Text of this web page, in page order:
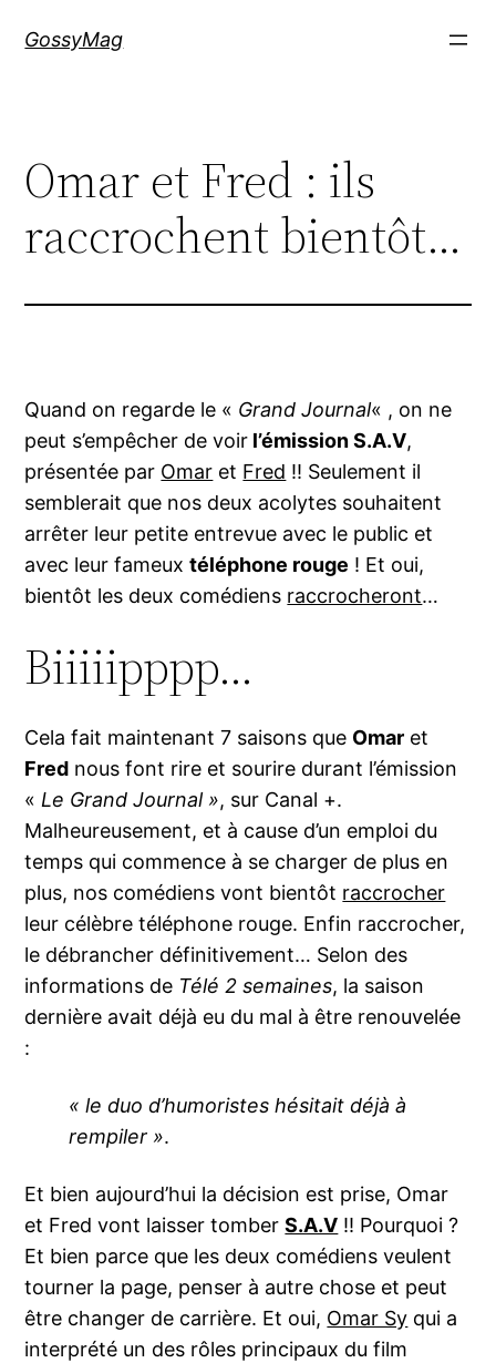
GossyMag
Omar et Fred : ils
raccrochent bientôt…
Quand on regarde le « Grand Journal« , on ne
peut s’empêcher de voir l’émission S.A.V,
présentée par Omar et Fred !! Seulement il
semblerait que nos deux acolytes souhaitent
arrêter leur petite entrevue avec le public et
avec leur fameuxtéléphone rouge ! Et oui,
bientôt les deux comédiens raccrocheront…
Biiiiipppp…
Cela fait maintenant 7 saisons que Omar et
Fred nous font rire et sourire durant l’émission
«Le Grand Journal », sur Canal +.
Malheureusement, et à cause d’un emploi du
temps qui commence à se charger de plus en
plus, nos comédiens vont bientôt raccrocher
leur célèbre téléphone rouge. Enfin raccrocher,
le débrancher définitivement… Selon des
informations de Télé 2 semaines, la saison
dernière avait déjà eu du mal à être renouvelée
:
« le duo d’humoristes hésitait déjà à
rempiler ».
Et bien aujourd’hui la décision est prise, Omar
et Fred vont laisser tomberS.A.V !! Pourquoi ?
Et bien parce que les deux comédiens veulent
tourner la page, penser à autre chose et peut
être changer de carrière. Et oui, Omar Sy qui a
interprété un des rôles principaux du film